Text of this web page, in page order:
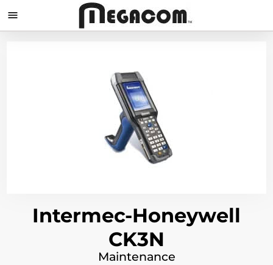

Intermec-Honeywell
CK3N
Maintenance